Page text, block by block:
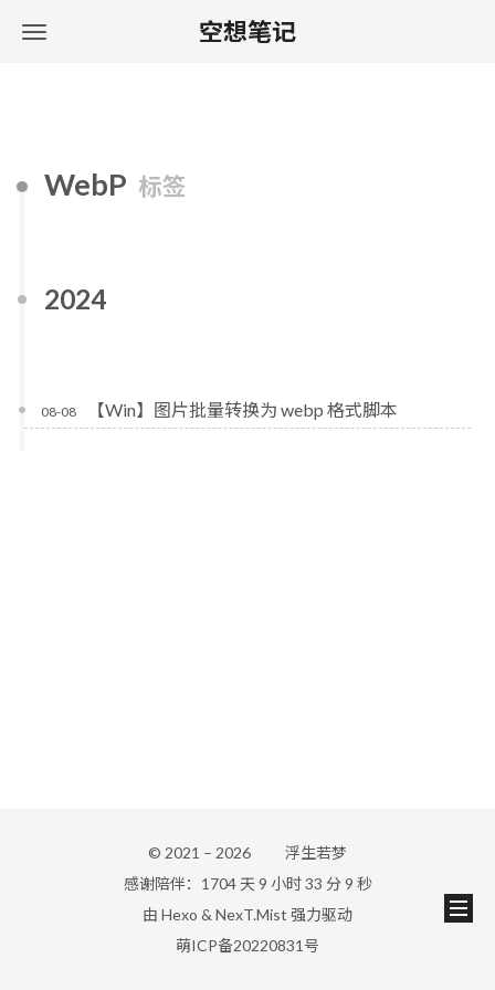
空想笔记
WebP 标签
2024
08-08 【Win】图片批量转换为 webp 格式脚本
© 2021 – 2026
浮生若梦
感谢陪伴：1704 天 9 小时 33 分 9 秒
由 Hexo & NexT.Mist 强力驱动
萌ICP备20220831号